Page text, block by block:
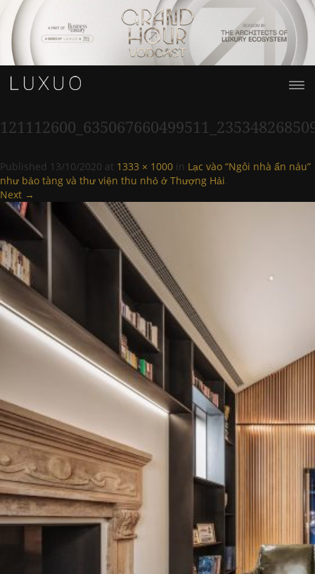
Published 13/10/2020 at 1333 × 1000 in Lạc vào “Ngôi nhà ẩn náu”
như bảo tàng và thư viện thu nhỏ ở Thượng Hải.
Next →